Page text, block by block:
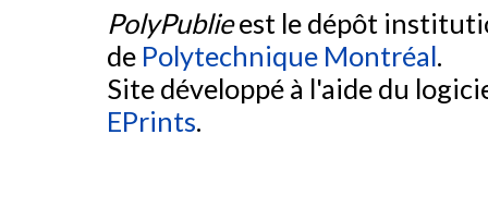
PolyPublieest le dépôt
de Polytechnique Montréal.
Site développé à l'aide du
EPrints.